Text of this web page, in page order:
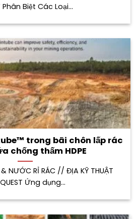
Phân Biệt Các Loại...
trong bãi chôn lấp rác
chống thấm HDPE
& NƯỚC RỈ RÁC // ĐỊA KỸ THUẬT
Ứng dụng...